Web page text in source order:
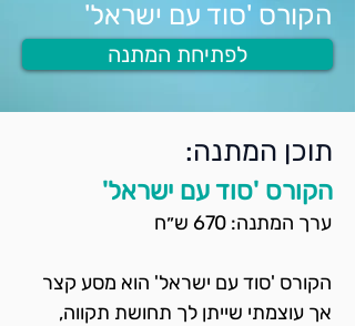
הקורס 'סוד עם ישראל'
לפתיחת המתנה
תוכן המתנה:
הקורס 'סוד עם ישראל'
ערך המתנה: 670 ש״ח
הקורס 'סוד עם ישראל' הוא מסע קצר
אך עוצמתי שייתן לך תחושת תקווה,